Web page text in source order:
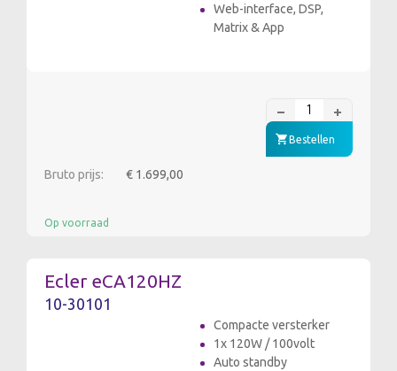
Web-interface, DSP,
Matrix & App
Bestellen
Bruto prijs: € 1.699,00
Op voorraad
Ecler eCA120HZ
10-30101
Compacte versterker
1x 120W / 100volt
Auto standby